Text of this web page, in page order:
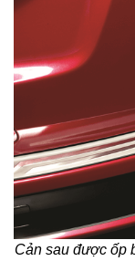
Cản sau được ốp